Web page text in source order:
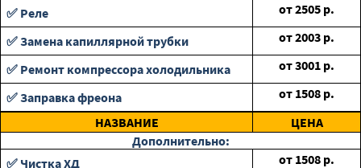
✅ Реле
от2505 р.
✅ Замена капиллярной трубки
от2003 р.
✅ Ремонт компрессора холодильника
от3001 р.
✅ Заправка фреона
от 1508 р.
НАЗВАНИЕ
ЦЕНА
Дополнительно:
✅ Чистка ХД
от 1508 р.